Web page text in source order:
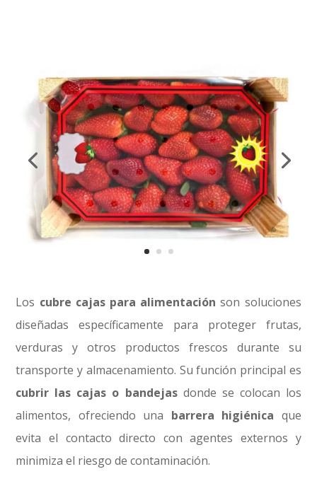
Los cubre cajas para alimentación son soluciones
diseñadas específicamente para proteger frutas,
verduras y otros productos frescos durante su
transporte y almacenamiento. Su función principal es
cubrir las cajas o bandejasdonde se colocan los
alimentos, ofreciendo una barrera higiénica que
evita el contacto directo con agentes externos y
minimiza el riesgo de contaminación.